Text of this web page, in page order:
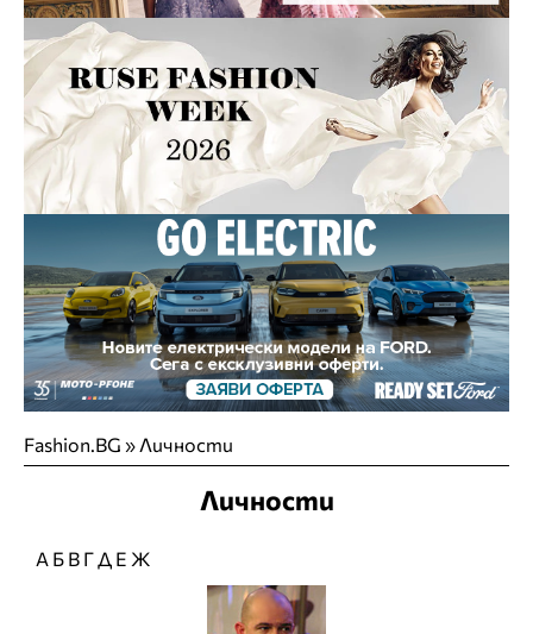
Fashion.BG » Личности
Личности
А Б В ГД Е Ж